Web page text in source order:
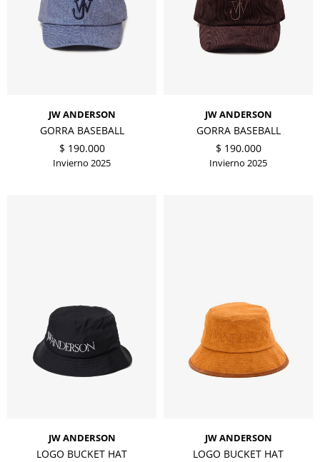
JW ANDERSON
GORRA BASEBALL
$ 190.000
Invierno 2025
JW ANDERSON
GORRA BASEBALL
$ 190.000
Invierno 2025
JW ANDERSON
LOGO BUCKET HAT
JW ANDERSON
LOGO BUCKET HAT